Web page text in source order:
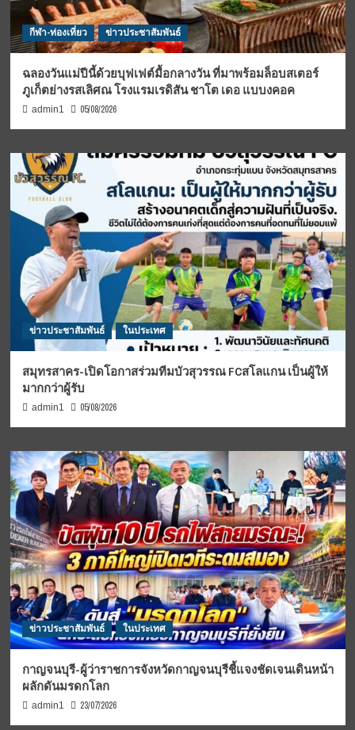
กีฬา-ท่องเที่ยว ข่าวประชาสัมพันธ์
ฉลองวันแม่ปีนี้ด้วยบุฟเฟต์มื้อกลางวัน ที่มาพร้อมล็อบสเตอร์
ภูเก็ตย่างรสเลิศณ โรงแรมเรดิสัน ชาโต เดอ แบบงคอค
admin1 05/08/2026
ข่าวประชาสัมพันธ์ ในประเทศ
สมุทรสาคร-เปิดโอกาสร่วมทีมบัวสุวรรณ FCสโลแกน เป็นผู้ให้
มากกว่าผู้รับ
admin1 05/08/2026
ข่าวประชาสัมพันธ์ ในประเทศ
กาญจนบุรี-ผู้ว่าราชการจังหวัดกาญจนบุรีชี้แจงชัดเจนเดินหน้า
ผลักดันมรดกโลก
admin1 23/07/2026